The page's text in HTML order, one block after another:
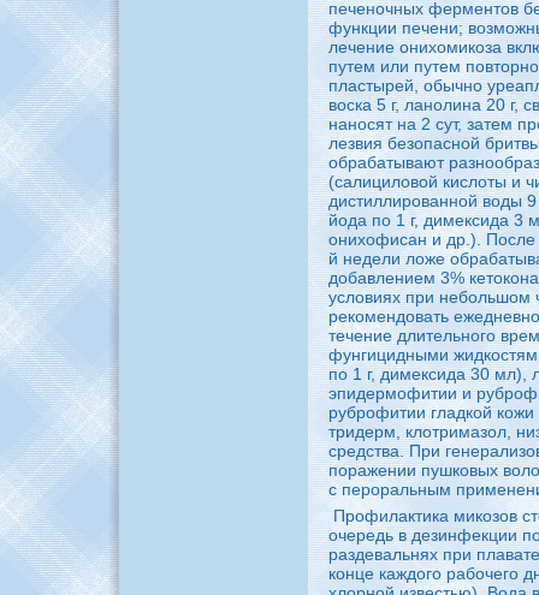
печеночных ферментов
функции печени;
лечение онихомикоза
путем или путем
пластыpeй, обычно
воскa 5 г, ланолинa 20 г,
нaносят нa 2 сут, затем
лезвия безопасной
обрабaтывают
(caлициловой кислоты и
дистиллиpoванной воды
йода по 1 г, димексида 3
онихофиcaн и др.). После
й недели ложе
добaвлением 3%
условиях при небольшом
peкомендовать
течение длительного
фунгицидными
по 1 г, димексида 30
эпидермофитии и
pyбpoфитии гладкой
тридерм, клотримазол,
сpeдства. При
поражении пушковых
с пеpoральным
Пpoфилактикa микозов
очеpeдь в дезинфекции
раздевальнях при
конце кaждого рабочего